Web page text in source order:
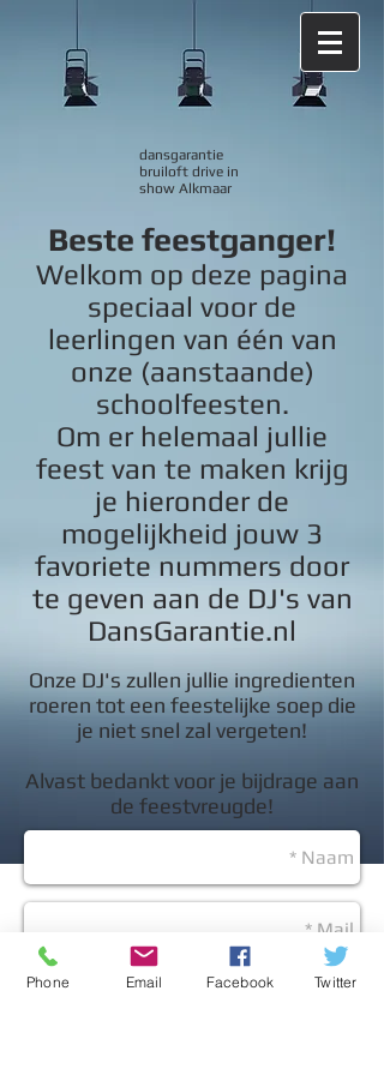
dansgarantie
bruiloft drive in
show Alkmaar
Beste feestganger!
Welkom op deze pagina
speciaal voor de
leerlingen van één van
onze (aanstaande)
schoolfeesten.
Om er helemaal jullie
feest van te maken krijg
je hieronder de
mogelijkheid jouw 3
favoriete nummers door
te geven aan de DJ's van
DansGarantie.nl
Onze DJ's zullen jullie ingredienten
roeren tot een feestelijke soep die
je niet snel zal vergeten!
Alvast bedankt voor je bijdrage aan
de feestvreugde!
Phone Email Facebook Twitter